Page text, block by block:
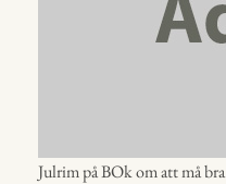
Julrim på BOk om att må bra